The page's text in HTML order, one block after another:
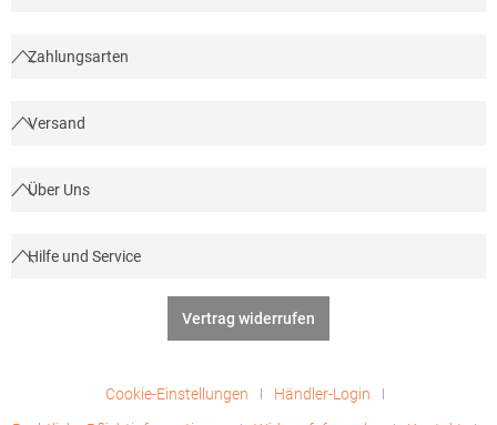
Zahlungsarten
Versand
Über Uns
Hilfe und Service
Vertrag widerrufen
Cookie-Einstellungen
Händler-Login